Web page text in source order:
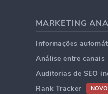
MARKETING
Informações
Análise entre canais
Auditorias de SEO
Rank Tracker
NOVO